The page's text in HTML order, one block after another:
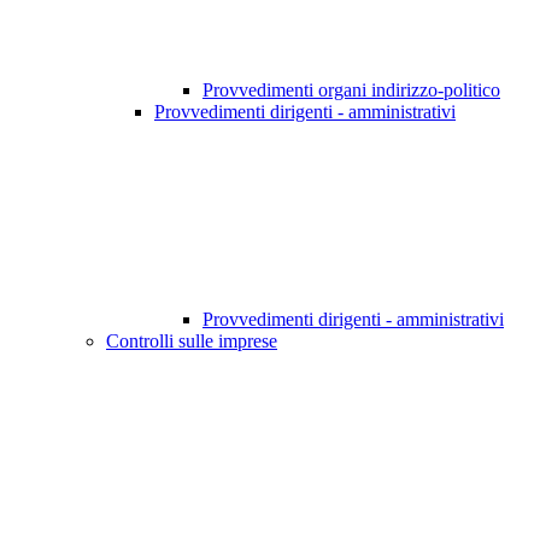
Provvedimenti organi indirizzo-politico
Provvedimenti dirigenti - amministrativi
Provvedimenti dirigenti - amministrativi
Controlli sulle imprese